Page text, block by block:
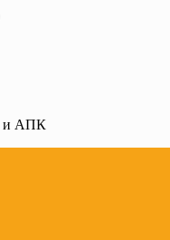
и АПК